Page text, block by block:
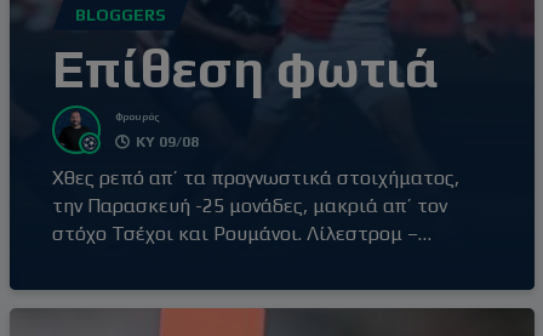
BLOGGERS
Επίθεση φωτιά
Φρουρός
ΚΥ 09/08
Χθες ρεπό απ’ τα προγνωστικά στοιχήματος,
την Παρασκευή -25 μονάδες, μακριά απ’ τον
στόχο Τσέχοι και Ρουμάνοι. Λίλεστρομ –
Λίλεστρομ και δύο σερί ήττες από τις ‘’μεγάλες’’